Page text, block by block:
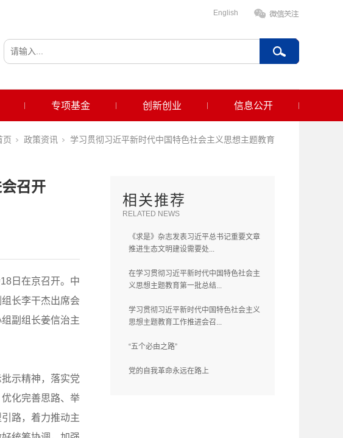
English
专项基金 创新创业 信息公开
页 政策资讯 学习贯彻习近平新时代中国特色社会主义思想主题教育
召开
日在京召开。中
长李干杰出席会
副组长姜信治主
示精神，落实党
化完善思路、举
路，着力推动主
相关推荐
RELATED NEWS
《求是》杂志发表习近平总书记重要文章
推进生态文明建设需要处...
在学习贯彻习近平新时代中国特色社会主
义思想主题教育第一批总结...
学习贯彻习近平新时代中国特色社会主义
思想主题教育工作推进会召...
“五个必由之路”
党的自我革命永远在路上